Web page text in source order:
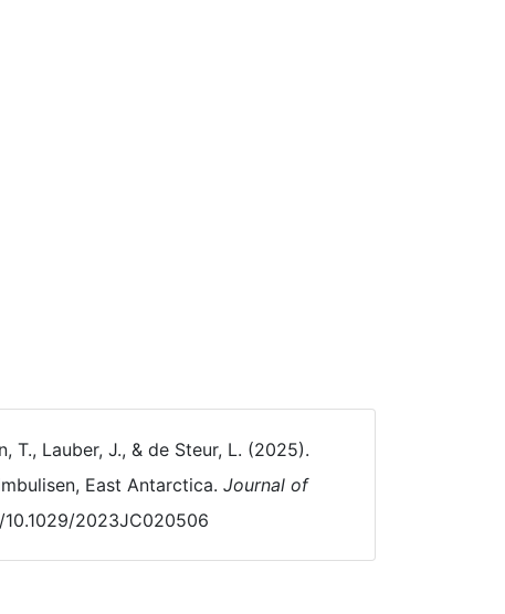
T., Lauber, J., & de Steur, L. (2025).
East Antarctica. Journal of
2023JC020506